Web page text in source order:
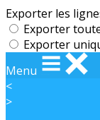
Exporter les
Exporter
Exporter
Menu
<
>